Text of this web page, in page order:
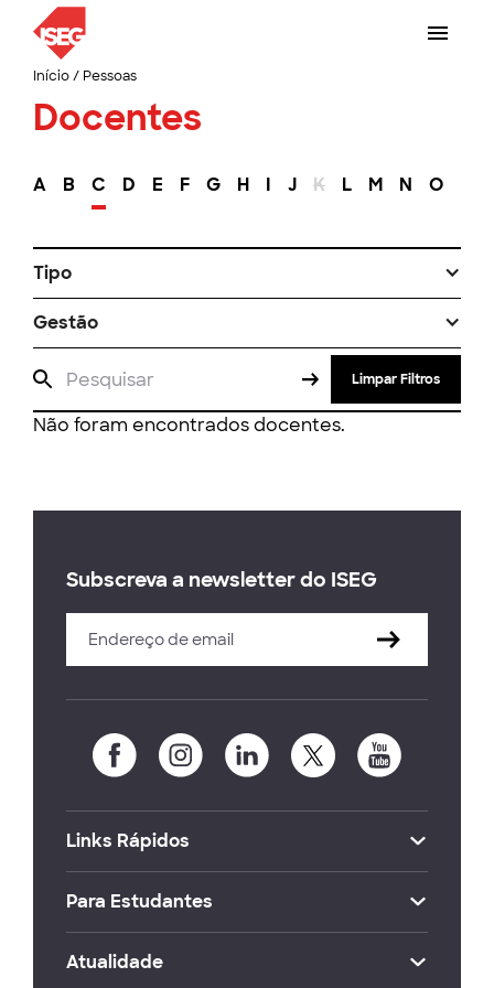
Início/ Pessoas
Docentes
A B C D E F G H I J K L M N O
Tipo
Gestão
Limpar Filtros
Não foram encontrados docentes.
Subscreva a newsletter do ISEG
Links Rápidos
Para Estudantes
Atualidade